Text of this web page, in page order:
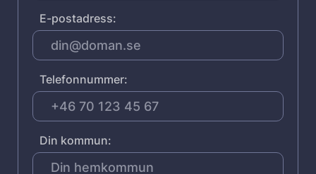
E-postadress:
Telefonnummer:
Din kommun: